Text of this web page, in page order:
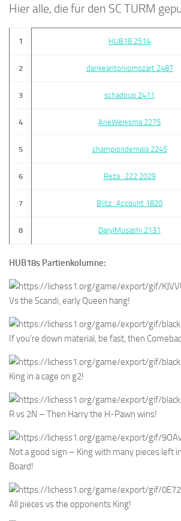
Hier alle, die für den SC TURM
1 HUB18 2514
2 dankeantoniomozart 2487
3 schadoup 2411
4 ArieWerksma 2275
5 championdemala 2245
6 Reza_222 2029
7 Blitz_Account 1820
8 DarylMusashi 2131
HUB18s Partienkolumne:
Vs the Scandi, early Queen hang!
If you’re down material, be fast, then
King in a cage on g2!
R vs 2N – Then Harry the H-Pawn wins!
Not a good sign – King with many pieces left
Board!
All pieces vs the opponents King!